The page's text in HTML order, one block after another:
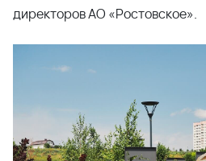
директоров АО «Ростовское».